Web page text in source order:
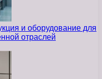
и оборудование для
отраслей